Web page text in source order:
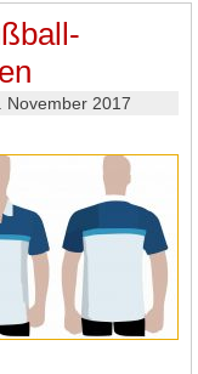
November 2017